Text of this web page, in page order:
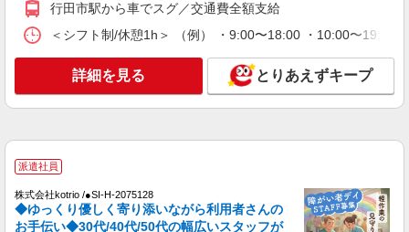
行田市駅から車でスグ／交通費全額支給
＜シフト制/休憩1h＞ （例） ・9:00〜18:00 ・10:00〜19:00
詳細を見る とりあえずキープ
派遣社員
株式会社kotrio /●SI-H-2075128
◆ゆっくり優しく寄り添いながら利用者さんの
お手伝い◆30代/40代/50代の幅広いスタッフが